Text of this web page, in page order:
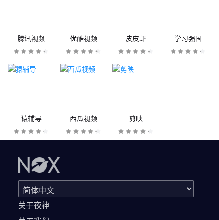
腾讯视频 优酷视频 皮皮虾 学习强国
猿辅导 西瓜视频 剪映
关于夜神